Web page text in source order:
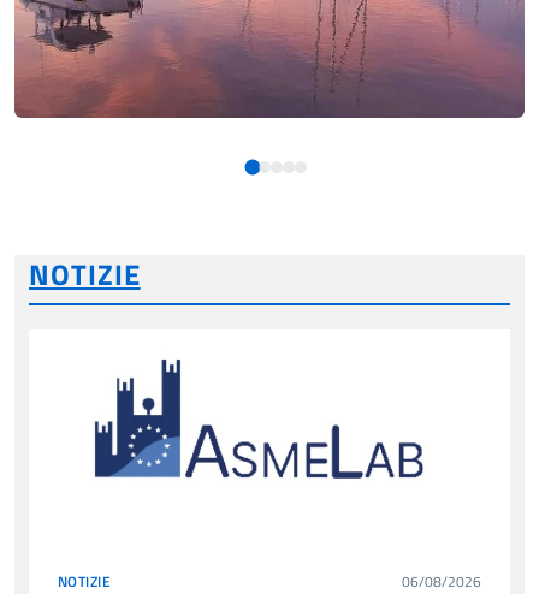
NOTIZIE
NOTIZIE 06/08/2026